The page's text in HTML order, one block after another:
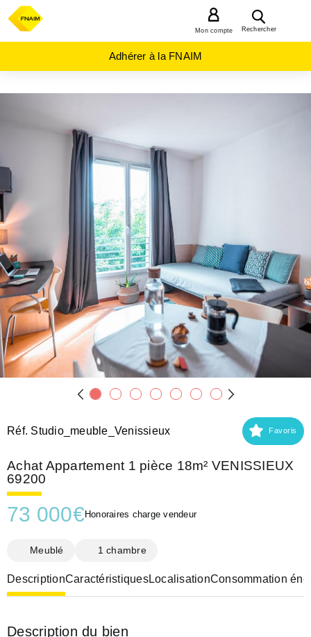
Rechercher
Mon compte
Adhérer à la FNAIM
RHONE
VENISSIEUX
(69200)
Réf. Studio_meuble_Venissieux Favoris
Achat Appartement 1 pièce 18m² VENISSIEUX
69200
73 000€ Honoraires charge vendeur
Meublé 1 chambre
DescriptionCaractéristiquesLocalisationConsommation
Description du bien